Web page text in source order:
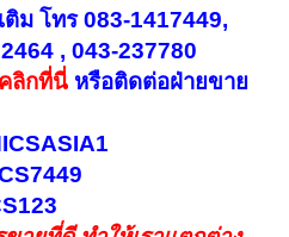
ติม โทร 083-1417449,
, 043-237780
คลิกที่นี่ หรือติดต่อฝ่ายขาย